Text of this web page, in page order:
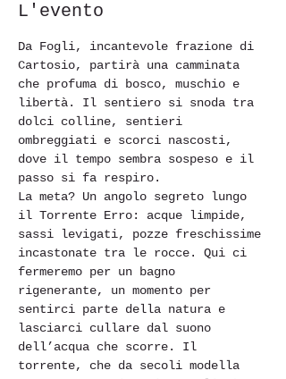
L'evento
Da Fogli, incantevole frazione di
Cartosio, partirà una camminata
che profuma di bosco, muschio e
libertà. Il sentiero si snoda tra
dolci colline, sentieri
ombreggiati e scorci nascosti,
dove il tempo sembra sospeso e il
passo si fa respiro.
La meta? Un angolo segreto lungo
il Torrente Erro: acque limpide,
sassi levigati, pozze freschissime
incastonate tra le rocce. Qui ci
fermeremo per un bagno
rigenerante, un momento per
sentirci parte della natura e
lasciarci cullare dal suono
dell’acqua che scorre. Il
torrente, che da secoli modella